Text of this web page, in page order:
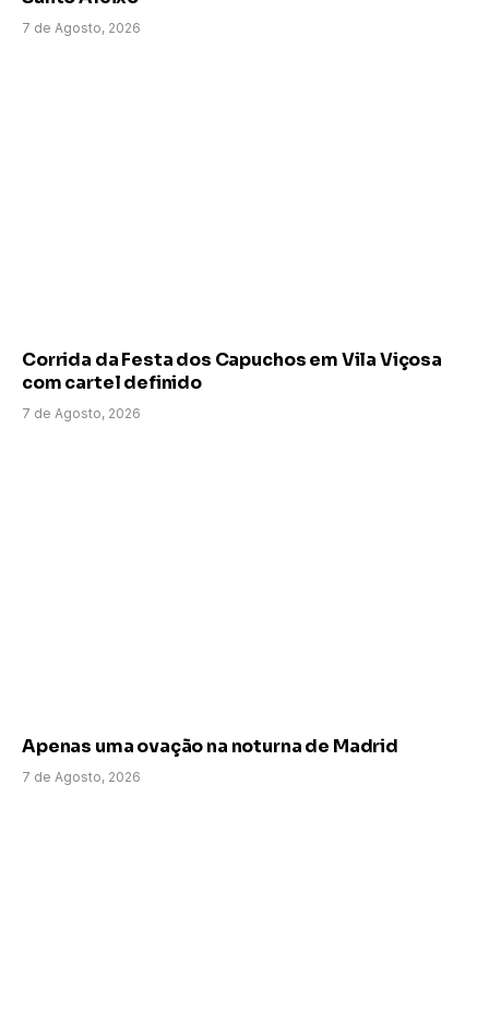
7 de Agosto, 2026
Corrida da Festa dos Capuchos em Vila Viçosa
com cartel definido
7 de Agosto, 2026
Apenas uma ovação na noturna de Madrid
7 de Agosto, 2026